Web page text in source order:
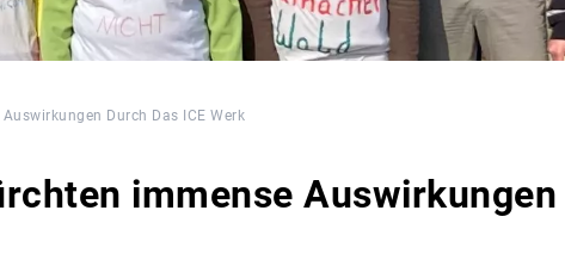
Durch Das ICE Werk
immense Auswirkungen